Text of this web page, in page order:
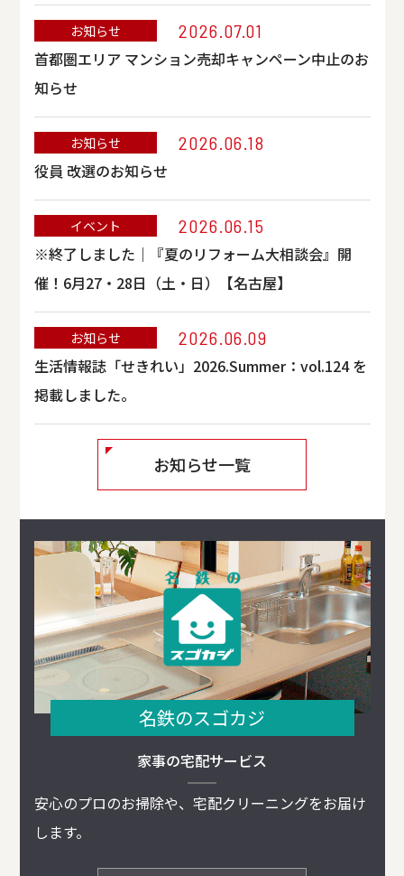
お知らせ
2026.07.01
首都圏エリア マンション売却キャンペーン中止のお
知らせ
お知らせ
2026.06.18
役員 改選のお知らせ
イベント
2026.06.15
※終了しました｜『夏のリフォーム大相談会』開
催！6月27・28日（土・日）【名古屋】
お知らせ
2026.06.09
生活情報誌「せきれい」2026.Summer：vol.124 を
掲載しました。
お知らせ一覧
名鉄のスゴカジ
家事の宅配サービス
安心のプロのお掃除や、宅配クリーニングをお届け
します。